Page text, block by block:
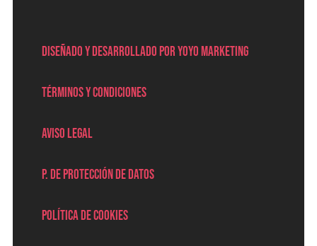
Diseñado y desarrollado por Yoyo marketing
Términos y condiciones
Aviso legal
P. de protección de datos
Política de cookies